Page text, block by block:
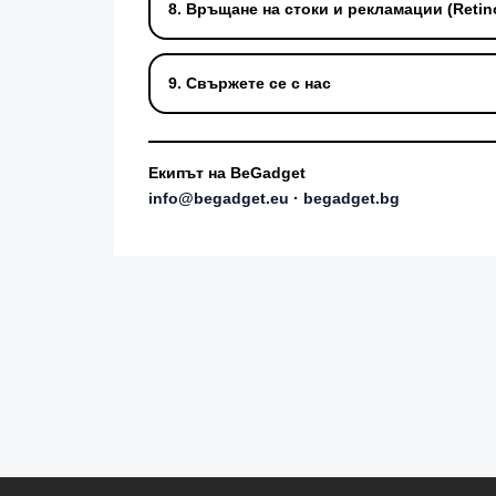
8. Връщане на стоки и рекламации
9. Свържете се с нас
Екипът на BeGadget
info@begadget.eu · begadget.bg